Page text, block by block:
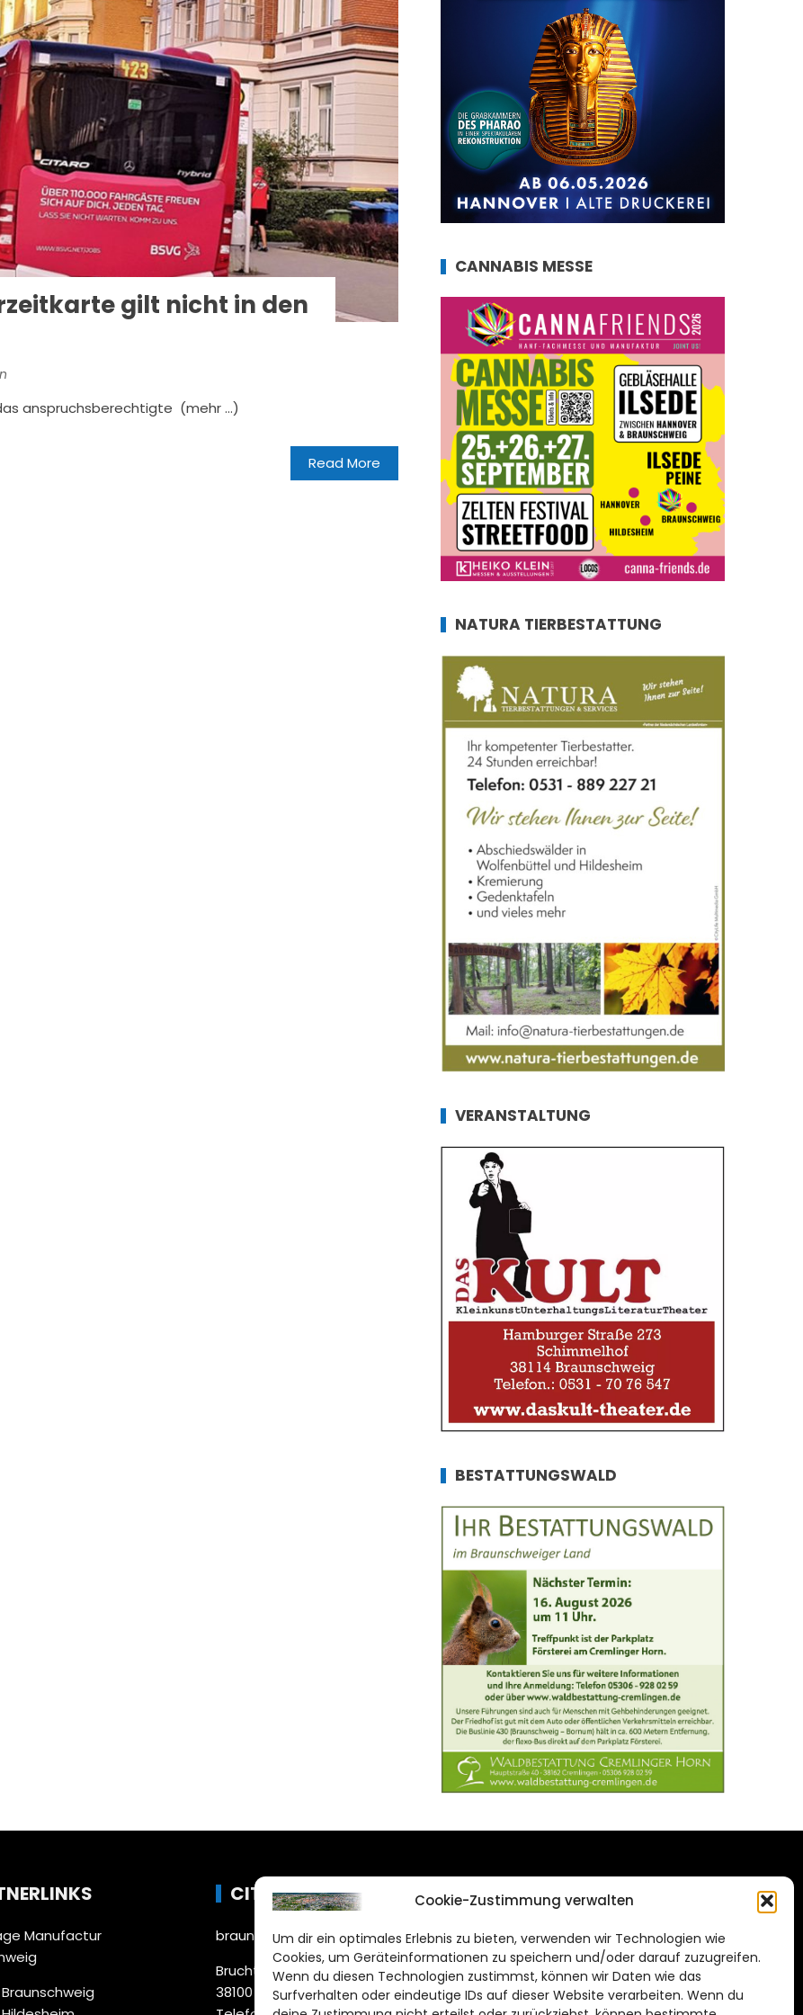
Cookie-Zustimmung verwalten
Um dir ein optimales Erlebnis zu bieten, verwenden wir Technologien wie
Cookies, um Geräteinformationen zu speichern und/oder darauf zuzugreifen.
Wenn du diesen Technologien zustimmst, können wir Daten wie das
Surfverhalten oder eindeutige IDs auf dieser Website verarbeiten. Wenn du
gilt nicht in den
anspruchsberechtigte (mehr …)
Read More
CANNABIS MESSE
NATURA TIERBESTATTUNG
VERANSTALTUNG
BESTATTUNGSWALD
Manufactur
CITYLIFE!
braunschweig@citylifemedien.de
Bruchtorwall 12
38100 Braunschweig
DAS STADTMAGAZIN
FÜR BRAUNSCHWEIG
Impressum
Datenschutzerklärung
Cookie Richtlinie